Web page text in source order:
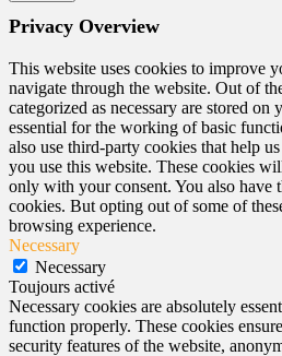
Privacy Overview
This website uses cookies to improve
navigate through the website. Out of
categorized as necessary are stored on
essential for the working of basic
also use third-party cookies that help
you use this website. These cookies
only with your consent. You also have
cookies. But opting out of some of
browsing experience.
Necessary
Necessary
Toujours activé
Necessary cookies are absolutely
function properly. These cookies
security features of the website,